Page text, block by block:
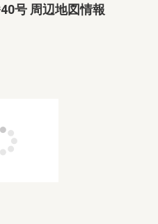
号 周辺地図情報